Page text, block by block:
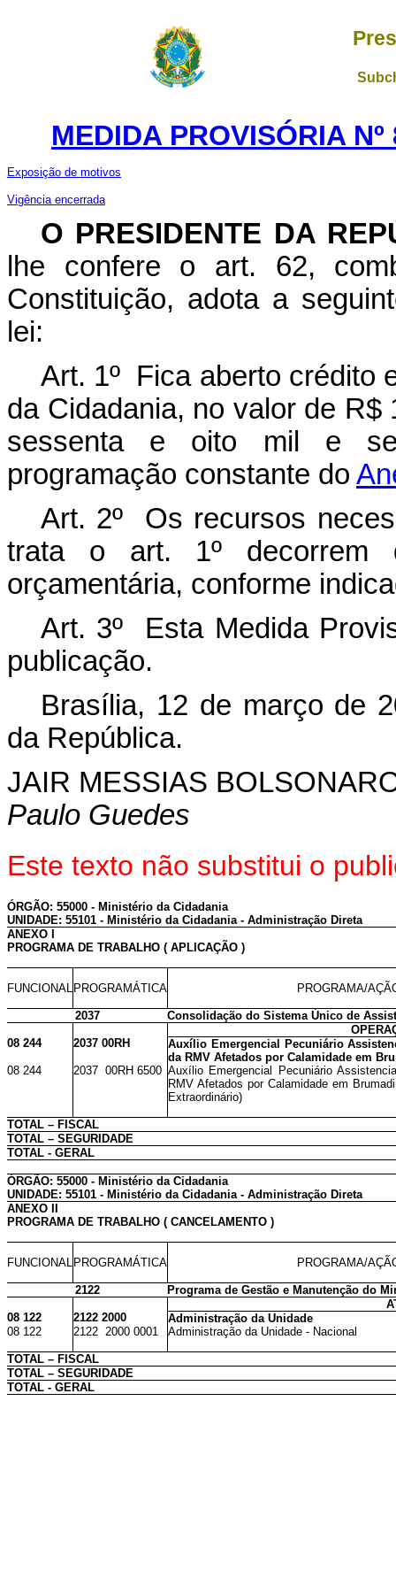
MEDIDA PROVISÓRIA
Exposição de motivos
Vigência encerrada
O PRESIDENTE DA
lhe confere o art. 62,
Constituição, adota a
lei:
Art. 1º Fica aberto crédito
da Cidadania, no valor de
sessenta e oito mil e
programação constante do
Art. 2º Os recursos
trata o art. 1º decorrem
orçamentária, conforme
Art. 3º Esta Medida
publicação.
Brasília, 12 de março de
da República.
JAIR MESSIAS
Paulo Guedes
Este texto não substitui o
ÓRGÃO: 55000 - Ministério da Cidadania
UNIDADE: 55101 - Ministério da Cidadania - Administração Direta
ANEXO I
PROGRAMA DE TRABALHO ( APLICAÇÃO )
FUNCIONAL PROGRAMÁTICA PROGRAMA/
2037
Consolidação do Sistema Único de
08 244
2037 00RH
Auxílio Emergencial Pecuniário
da RMV Afetados por Calamidade em
08 244
2037 00RH 6500 Auxílio Emergencial Pecuniário
RMV Afetados por Calamidade em
Extraordinário)
TOTAL – FISCAL
TOTAL – SEGURIDADE
TOTAL - GERAL
ÓRGÃO: 55000 - Ministério da Cidadania
UNIDADE: 55101 - Ministério da Cidadania - Administração Direta
ANEXO II
PROGRAMA DE TRABALHO ( CANCELAMENTO )
FUNCIONAL PROGRAMÁTICA PROGRAMA/
2122
Programa de Gestão e Manutenção do
08 122
2122 2000
Administração da Unidade
08 122
2122 2000 0001 Administração da Unidade - Nacional
TOTAL – FISCAL
TOTAL – SEGURIDADE
TOTAL - GERAL